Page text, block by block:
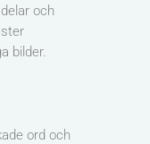
och
bilder.
ord och